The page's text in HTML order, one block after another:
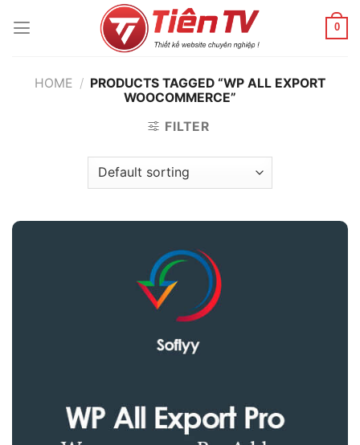
đến
0
HOME / PRODUCTS TAGGED “WP ALL EXPORT
WOOCOMMERCE”
FILTER